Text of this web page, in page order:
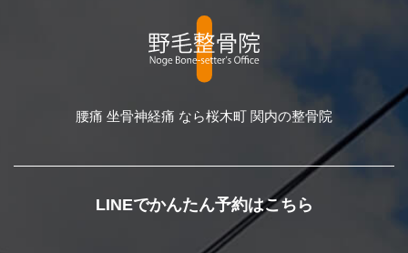
腰痛 坐骨神経痛 なら桜木町 関内の整骨院
LINEでかんたん予約はこちら